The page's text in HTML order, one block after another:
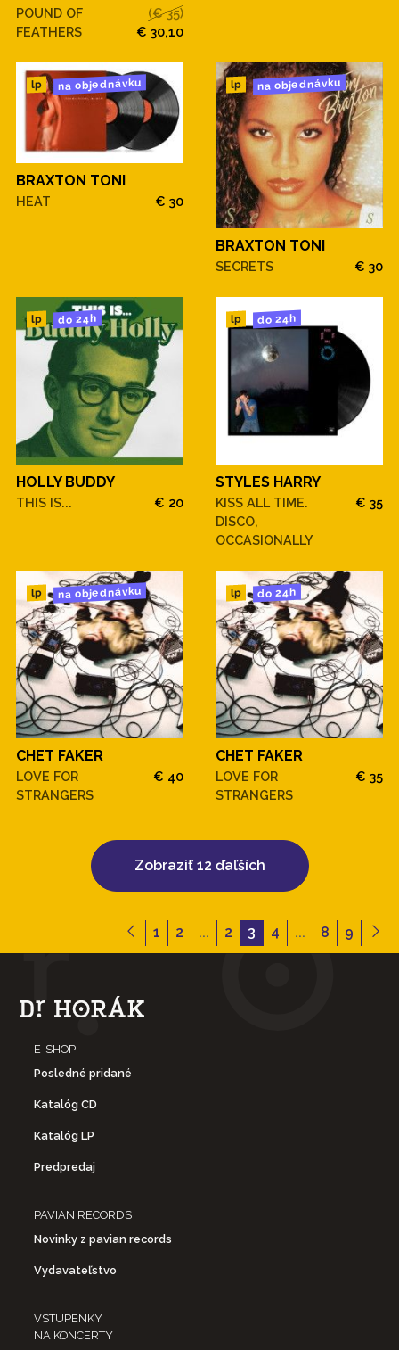
POUND OF
FEATHERS
(€ 35)
€ 30,10
lp na objednávku
BRAXTON TONI
HEAT € 30
lp na objednávku
BRAXTON TONI
SECRETS € 30
lp do 24h
HOLLY BUDDY
THIS IS... € 20
lp do 24h
STYLES HARRY
KISS ALL TIME.
DISCO,
OCCASIONALLY
€ 35
lp na objednávku
CHET FAKER
LOVE FOR
STRANGERS
€ 40
lp do 24h
CHET FAKER
LOVE FOR
STRANGERS
€ 35
Zobraziť 12 ďaľších
1 2 ... 2 3 4 ... 8 9
E-SHOP
Posledné pridané
Katalóg CD
Katalóg LP
Predpredaj
PAVIAN RECORDS
Novinky z pavian records
Vydavateľstvo
VSTUPENKY
NA KONCERTY